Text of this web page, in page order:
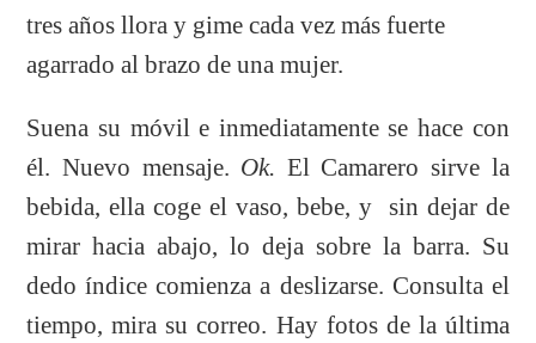
tres años llora y gime cada vez más fuerte
agarrado al brazo de una mujer.
Suena su móvil e inmediatamente se hace con
él. Nuevo mensaje. Ok. El Camarero sirve la
bebida, ella coge el vaso, bebe, y sin dejar de
mirar hacia abajo, lo deja sobre la barra. Su
dedo índice comienza a deslizarse. Consulta el
tiempo, mira su correo. Hay fotos de la última